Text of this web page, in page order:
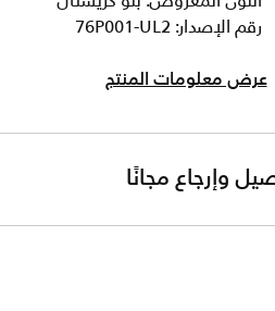
رقم الإصدار: 76P001-UL2
عرض معلومات المنتج
وإرجاع مجانًا